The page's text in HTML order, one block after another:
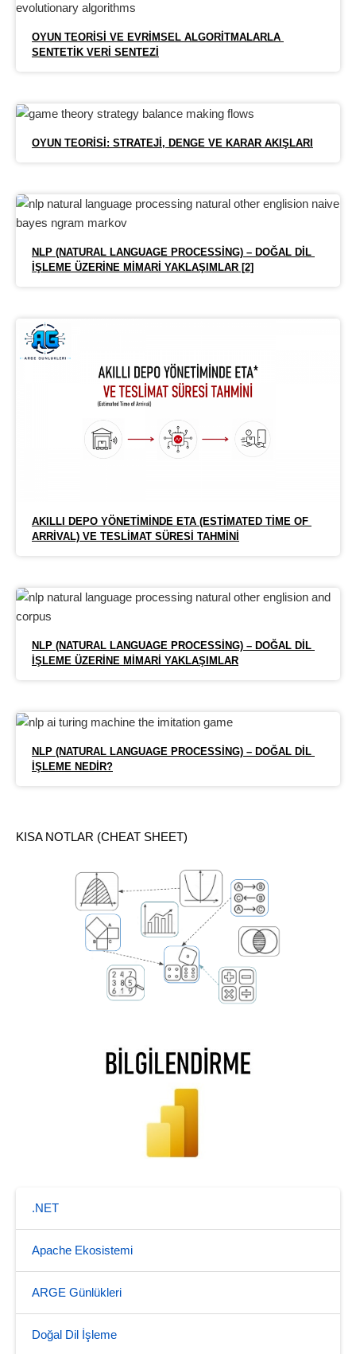
OYUN TEORISI VE EVRIMSEL ALGORITMALARLA
SENTETIK VERI SENTEZI
OYUN TEORISI: STRATEJI, DENGE VE KARAR AKIŞLARI
NLP (NATURAL LANGUAGE PROCESSING) – DOĞAL DIL
İŞLEME ÜZERINE MIMARI YAKLAŞIMLAR [2]
AKILLI DEPO YÖNETIMINDE ETA (ESTIMATED TIME OF
ARRIVAL) VE TESLIMAT SÜRESI TAHMINI
NLP (NATURAL LANGUAGE PROCESSING) – DOĞAL DIL
İŞLEME ÜZERINE MIMARI YAKLAŞIMLAR
NLP (NATURAL LANGUAGE PROCESSING) – DOĞAL DIL
İŞLEME NEDIR?
KISA NOTLAR (CHEAT SHEET)
.NET
Apache Ekosistemi
ARGE Günlükleri
Doğal Dil İşleme